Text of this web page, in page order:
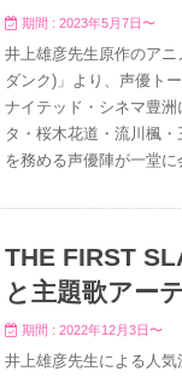
期間 : 2023年5月7日〜
井上雄彦先生原作のア
ダンク)」より、声優ト
ナイテッド・シネマ豊
タ・桜木花道・流川楓
を務める声優陣が一堂に
THE FIRST
と主題歌アー
期間 : 2022年12月3日〜
井上雄彦先生による人